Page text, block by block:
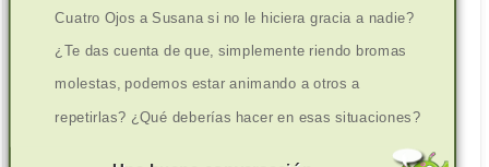
Cuatro Ojos a Susana si no le hiciera gracia a nadie?
¿Te das cuenta de que, simplemente riendo bromas
molestas, podemos estar animando a otros a
repetirlas? ¿Qué deberías hacer en esas situaciones?